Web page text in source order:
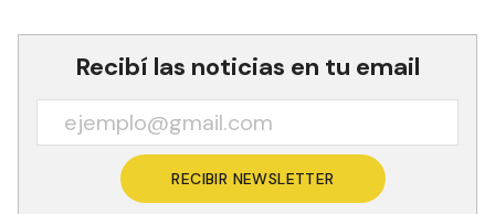
Recibí las noticias en tu email
RECIBIR NEWSLETTER